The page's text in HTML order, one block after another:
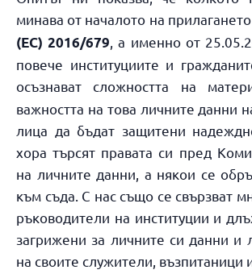
минава от началото на
(ЕС) 2016/679 , а именно от
повече институциите и
осъзнават сложността на
важността на това личните данни
лица да бъдат защитени
хора търсят правата си пред
на личните данни, а някои се
към съда. С нас също се свързват
ръководители на институции и
загрижени за личните си данни и
на своите служители, възпитаници